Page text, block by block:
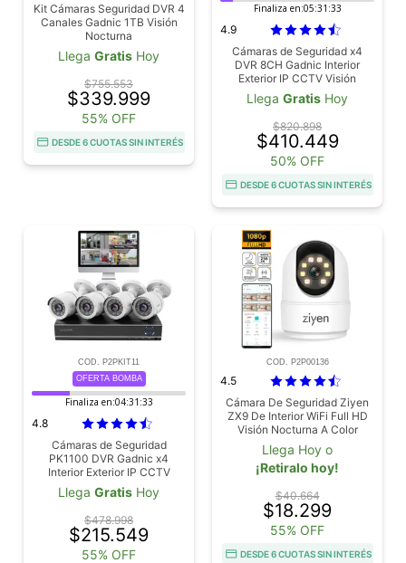
Kit Cámaras Seguridad DVR 4
Canales Gadnic 1TB Visión
Nocturna
Llega Gratis Hoy
$755.553
$339.999
55% OFF
DESDE 6 CUOTAS SIN INTERÉS
Finaliza en:05:31:31
4.9
Cámaras de Seguridad x4
DVR 8CH Gadnic Interior
Exterior IP CCTV Visión
Nocturna 1Tb
Llega Gratis Hoy
$820.898
$410.449
50% OFF
DESDE 6 CUOTAS SIN INTERÉS
COD. P2PKIT11
OFERTA BOMBA
Finaliza en:04:31:31
4.8
Cámaras de Seguridad
PK1100 DVR Gadnic x4
Interior Exterior IP CCTV
Visión Nocturna
Llega Gratis Hoy
$478.998
$215.549
55% OFF
COD. P2P00136
4.5
Cámara De Seguridad Ziyen
ZX9 De Interior WiFi Full HD
Visión Nocturna A Color
Llega Hoy o
¡Retiralo hoy!
$40.664
$18.299
55% OFF
DESDE 6 CUOTAS SIN INTERÉS